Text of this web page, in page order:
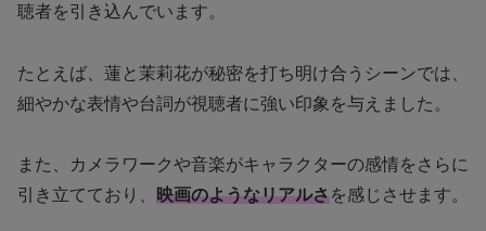
聴者を引き込んでいます。
たとえば、蓮と茉莉花が秘密を打ち明け合うシーンでは、
細やかな表情や台詞が視聴者に強い印象を与えました。
また、カメラワークや音楽がキャラクターの感情をさらに
引き立てており、 映画のようなリアルさを感じさせます。